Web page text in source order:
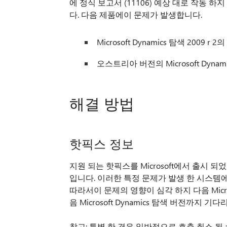
에 정식 보고서 (11106) 예상 대로 작동 하
다. 다음 제품에이 문제가 발생합니다.
Microsoft Dynamics 탐색 2009 r 2
오스트리아 버전의 Microsoft
해결 방법
핫픽스 정보
지원 되는 핫픽스를 Microsoft에서 출시 되
입니다. 이러한 특정 문제가 발생 한 시스템
따라서이 문제의 영향이 심각 하지 다음
음 Microsoft Dynamics 탐색 버전까지 기다